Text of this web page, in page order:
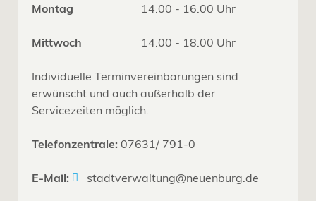
Montag 14.00 - 16.00 Uhr
Mittwoch 14.00 - 18.00 Uhr
Individuelle Terminvereinbarungen sind
erwünscht und auch außerhalb der
Servicezeiten möglich.
Telefonzentrale: 07631/ 791-0
E-Mail: stadtverwaltung@neuenburg.de